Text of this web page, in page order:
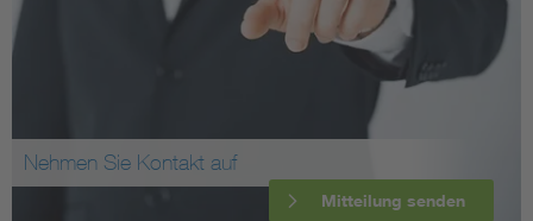
Nehmen Sie Kontakt auf
Mitteilung senden